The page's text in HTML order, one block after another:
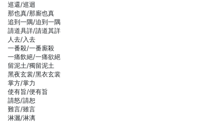
巡還/巡迴
那也真/那廝也真
追到一隅/迫到一隅
請道具詳/請道其詳
人去/入去
一番殺/一番廝殺
一痛飲絕/一痛欲絕
留泥土/獨留泥土
黑夜玄裳/黑衣玄裳
掌方/掌力
使有旨/便有旨
請怒/請恕
難言/雖言
淋灑/淋漓